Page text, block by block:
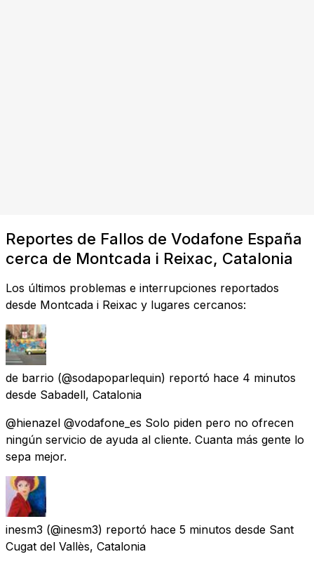
Reportes de Fallos de Vodafone España
cerca de Montcada i Reixac, Catalonia
Los últimos problemas e interrupciones reportados
desde Montcada i Reixac y lugares cercanos:
de barrio (@sodapoparlequin) reportó hace 4 minutos
desde Sabadell, Catalonia
@hienazel @vodafone_es Solo piden pero no ofrecen
ningún servicio de ayuda al cliente. Cuanta más gente lo
sepa mejor.
inesm3 (@inesm3) reportó hace 5 minutos desde Sant
Cugat del Vallès, Catalonia